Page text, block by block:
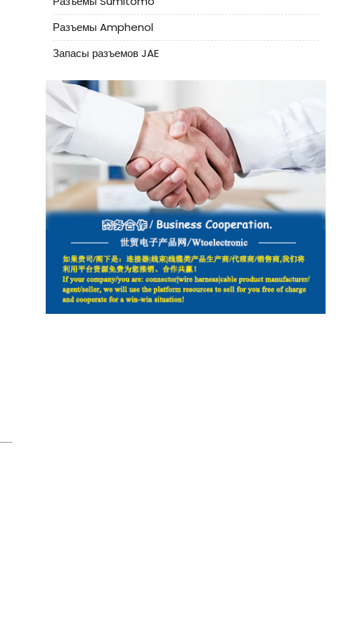
Разъемы Amphenol
Запасы разъемов JAE